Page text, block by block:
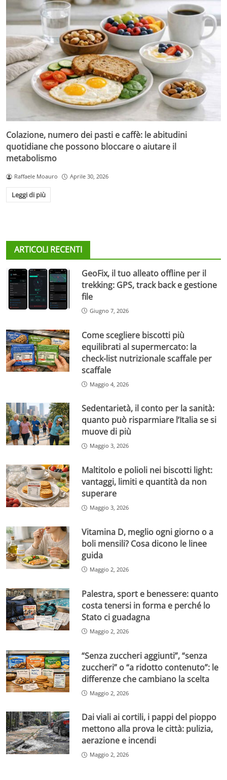
Colazione, numero dei pasti e caffè: le abitudini
quotidiane che possono bloccare o aiutare il
metabolismo
Raffaele Moauro Aprile 30, 2026
Leggi di più
ARTICOLI RECENTI
GeoFix, il tuo alleato offline per il
trekking: GPS, track back e gestione
file
Giugno 7, 2026
Come scegliere biscotti più
equilibrati al supermercato: la
check-list nutrizionale scaffale per
scaffale
Maggio 4, 2026
Sedentarietà, il conto per la sanità:
quanto può risparmiare l’Italia se si
muove di più
Maggio 3, 2026
Maltitolo e polioli nei biscotti light:
vantaggi, limiti e quantità da non
superare
Maggio 3, 2026
Vitamina D, meglio ogni giorno o a
boli mensili? Cosa dicono le linee
guida
Maggio 2, 2026
Palestra, sport e benessere: quanto
costa tenersi in forma e perché lo
Stato ci guadagna
Maggio 2, 2026
“Senza zuccheri aggiunti”, “senza
zuccheri” o “a ridotto contenuto”: le
differenze che cambiano la scelta
Maggio 2, 2026
Dai viali ai cortili, i pappi del pioppo
mettono alla prova le città: pulizia,
aerazione e incendi
Maggio 2, 2026